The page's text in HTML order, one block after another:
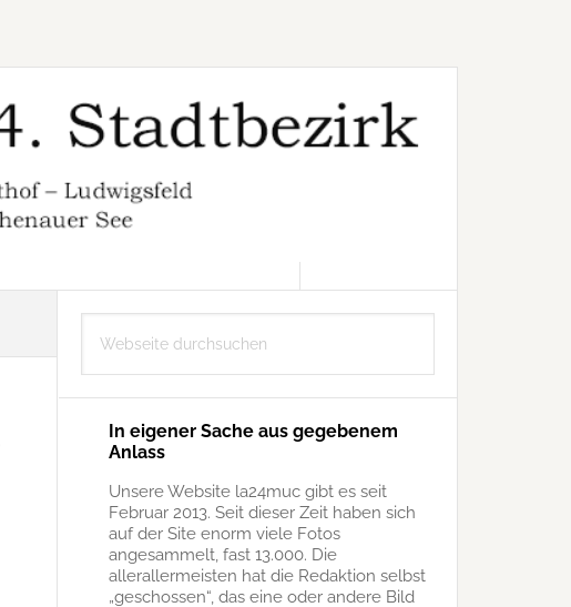
Seitenspalte
durchsuchen
In eigener Sache aus gegebenem
Anlass
Unsere Website la24muc gibt es seit
Februar 2013. Seit dieser Zeit haben sich
auf der Site enorm viele Fotos
angesammelt, fast 13.000. Die
allerallermeisten hat die Redaktion selbst
„geschossen“, das eine oder andere Bild